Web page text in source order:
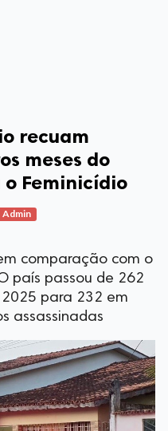
recuam
meses do
o Feminicídio
Admin
comparação com o
país passou de 262
para 232 em
assassinadas